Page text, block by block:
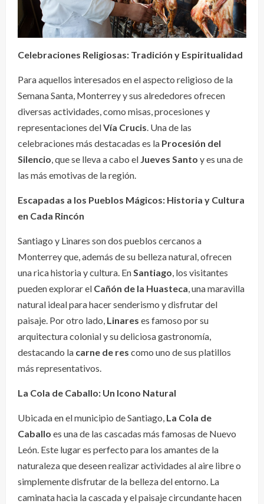
Celebraciones Religiosas: Tradición y Espiritualidad
Para aquellos interesados en el aspecto religioso de la
Semana Santa, Monterrey y sus alrededores ofrecen
diversas actividades, como misas, procesiones y
representaciones delVía Crucis. Una de las
celebraciones más destacadas es la Procesión del
Silencio, que se lleva a cabo el Jueves Santo y es una de
las más emotivas de la región.
Escapadas a los Pueblos Mágicos: Historia y Cultura
en Cada Rincón
Santiago y Linares son dos pueblos cercanos a
Monterrey que, además de su belleza natural, ofrecen
una rica historia y cultura. EnSantiago, los visitantes
pueden explorar el Cañón de la Huasteca, una maravilla
natural ideal para hacer senderismo y disfrutar del
paisaje. Por otro lado, Linares es famoso por su
arquitectura colonial y su deliciosa gastronomía,
destacando la carne de res como uno de sus platillos
más representativos.
La Cola de Caballo: Un Icono Natural
Ubicada en el municipio de Santiago, La Cola de
Caballo es una de las cascadas más famosas de Nuevo
León. Este lugar es perfecto para los amantes de la
naturaleza que deseen realizar actividades al aire libre o
simplemente disfrutar de la belleza del entorno. La
caminata hacia la cascada y el paisaje circundante hacen